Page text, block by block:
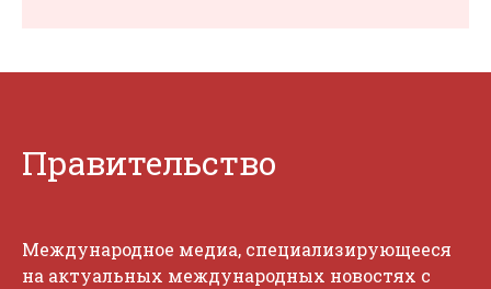
Правительство
Международное медиа, специализирующееся
на актуальных международных новостях с